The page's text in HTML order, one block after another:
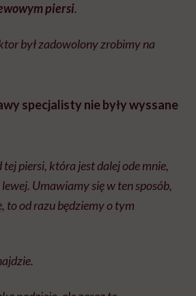
piersi.
był zadowolony zrobimy na
specjalisty nie były wyssane
tej piersi, która jest dalej ode mnie,
Umawiamy się w ten sposób,
to od razu będziemy o tym